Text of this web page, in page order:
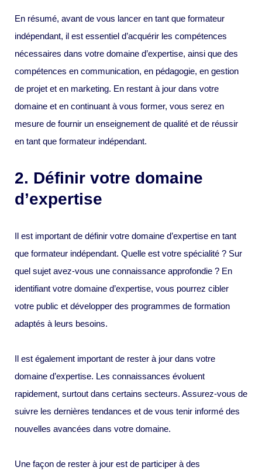
En résumé, avant de vous lancer en tant que formateur
indépendant, il est essentiel d’acquérir les compétences
nécessaires dans votre domaine d’expertise, ainsi que des
compétences en communication, en pédagogie, en gestion
de projet et en marketing. En restant à jour dans votre
domaine et en continuant à vous former, vous serez en
mesure de fournir un enseignement de qualité et de réussir
en tant que formateur indépendant.
2. Définir votre domaine
d’expertise
Il est important de définir votre domaine d’expertise en tant
que formateur indépendant. Quelle est votre spécialité ? Sur
quel sujet avez-vous une connaissance approfondie ? En
identifiant votre domaine d’expertise, vous pourrez cibler
votre public et développer des programmes de formation
adaptés à leurs besoins.
Il est également important de rester à jour dans votre
domaine d’expertise. Les connaissances évoluent
rapidement, surtout dans certains secteurs. Assurez-vous de
suivre les dernières tendances et de vous tenir informé des
nouvelles avancées dans votre domaine.
Une façon de rester à jour est de participer à des